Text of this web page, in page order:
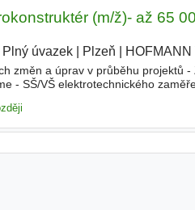
(m/ž)- až 65
Plný úvazek Plzeň HOFMANN
změn a úprav v průběhu projektů
- SŠ/VŠ elektrotechnického